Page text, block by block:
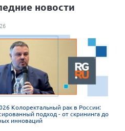
новости
Колоректальный рак в России:
подход - от скрининга до
инноваций